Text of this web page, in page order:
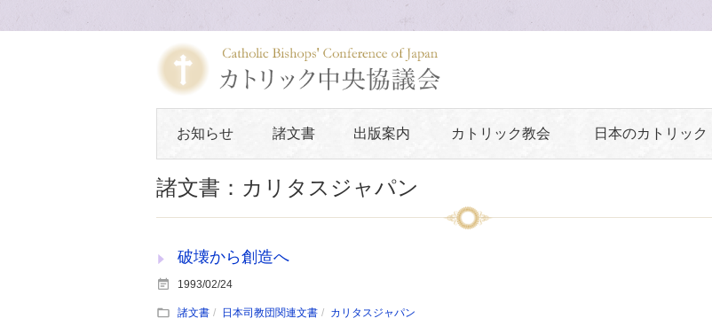
お知らせ 諸文書 出版案内 カトリック教会 日本のカトリック
諸文書：カリタスジャパン
破壊から創造へ
1993/02/24
諸文書 日本司教団関連文書 カリタスジャパン